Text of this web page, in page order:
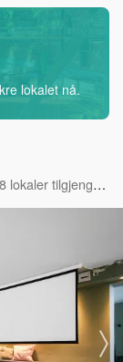
lokalet nå.
lokaler tilgjengelig